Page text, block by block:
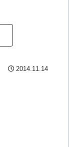
2014.11.14